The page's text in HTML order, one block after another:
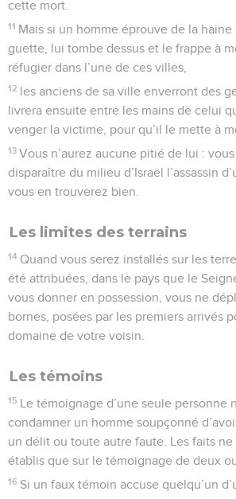
cette mort.
11 Mais si un homme éprouve de la
guette, lui tombe dessus et le frappe à
réfugier dans l’une de ces villes,
12 les anciens de sa ville enverront des
livrera ensuite entre les mains de celui
venger la victime, pour qu’il le mette à
13 Vous n’aurez aucune pitié de lui :
disparaître du milieu d’Israël l’assassin
vous en trouverez bien.
Les limites des terrains
14 Quand vous serez installés sur les
été attribuées, dans le pays que le
vous donner en possession, vous ne
bornes, posées par les premiers arrivés
domaine de votre voisin.
Les témoins
15 Le témoignage d’une seule personne
condamner un homme soupçonné
un délit ou toute autre faute. Les faits
établis que sur le témoignage de deux
16 Si un faux témoin accuse quelqu’un